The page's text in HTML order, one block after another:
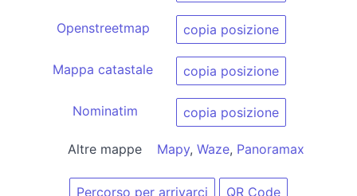
Openstreetmap copia posizione
Mappa catastale copia posizione
Nominatim copia posizione
Altre mappe Mapy, Waze, Panoramax
Percorso per arrivarci QR Code